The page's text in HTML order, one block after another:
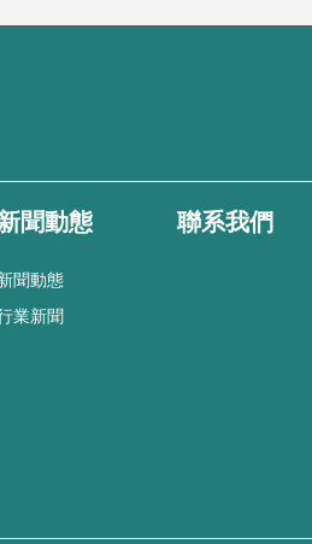
聞動態
聞動態
業新聞
聯系我們